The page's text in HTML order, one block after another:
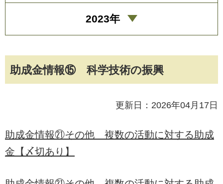
助成金情報⑮ 科学技術の振興
更新日：2026年04月17日
助成金情報㉑その他 複数の活動に対する助成
金【〆切あり】
2023年